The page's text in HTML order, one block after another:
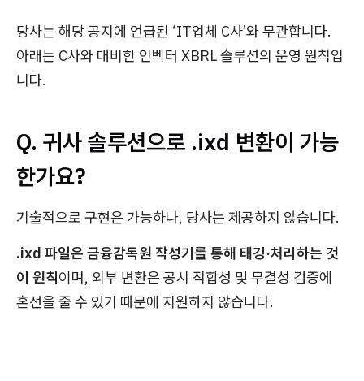
당사는 해당 공지에 언급된 ‘IT업체 C사’와 무관합니다.
아래는 C사와 대비한 인벡터 XBRL 솔루션의 운영 원칙입
니다.
Q. 귀사 솔루션으로 .ixd 변환이 가능
한가요?
기술적으로 구현은 가능하나, 당사는 제공하지 않습니다.
.ixd 파일은 금융감독원 작성기를 통해 태깅·처리하는 것
이 원칙이며, 외부 변환은 공시 적합성 및 무결성 검증에
혼선을 줄 수 있기 때문에 지원하지 않습니다.